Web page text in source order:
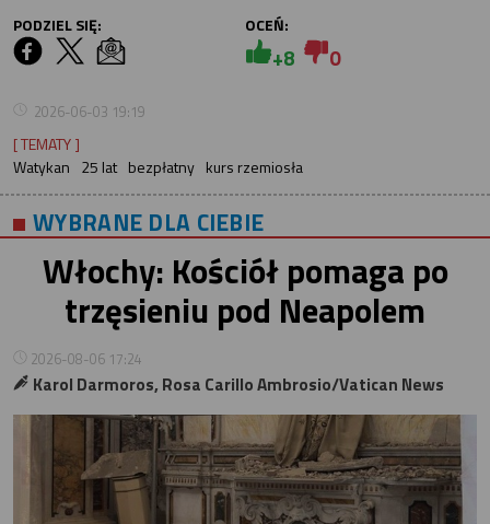
PODZIEL SIĘ: OCEŃ:
+8 0
2026-06-03 19:19
[ TEMATY ]
Watykan 25 lat bezpłatny kurs rzemiosła
WYBRANE DLA CIEBIE
Włochy: Kościół pomaga po
trzęsieniu pod Neapolem
2026-08-06 17:24
Karol Darmoros, Rosa Carillo Ambrosio/Vatican News